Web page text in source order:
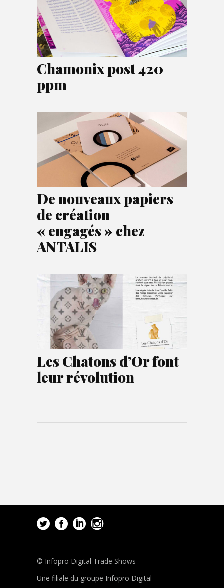
Chamonix post 420
ppm
De nouveaux papiers
de création
« engagés » chez
ANTALIS
Les Chatons d’Or font
leur révolution
© Infopro Digital Trade Shows
Une filiale du groupe Infopro Digital